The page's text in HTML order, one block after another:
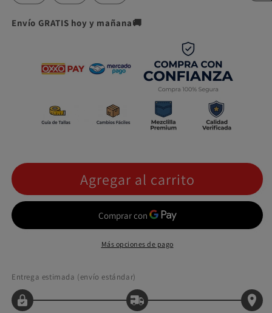
Envío GRATIS hoy y mañana🚚
Agregar al carrito
Más opciones de pago
Entrega estimada (envío estándar)